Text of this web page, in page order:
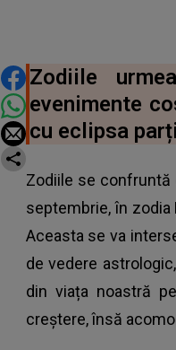
DISTRIBUIE
Zodiile
evenimente
cu eclipsa
Zodiile se confruntă
septembrie, în
Aceasta se va
de vedere
din viața noastră
creștere, însă